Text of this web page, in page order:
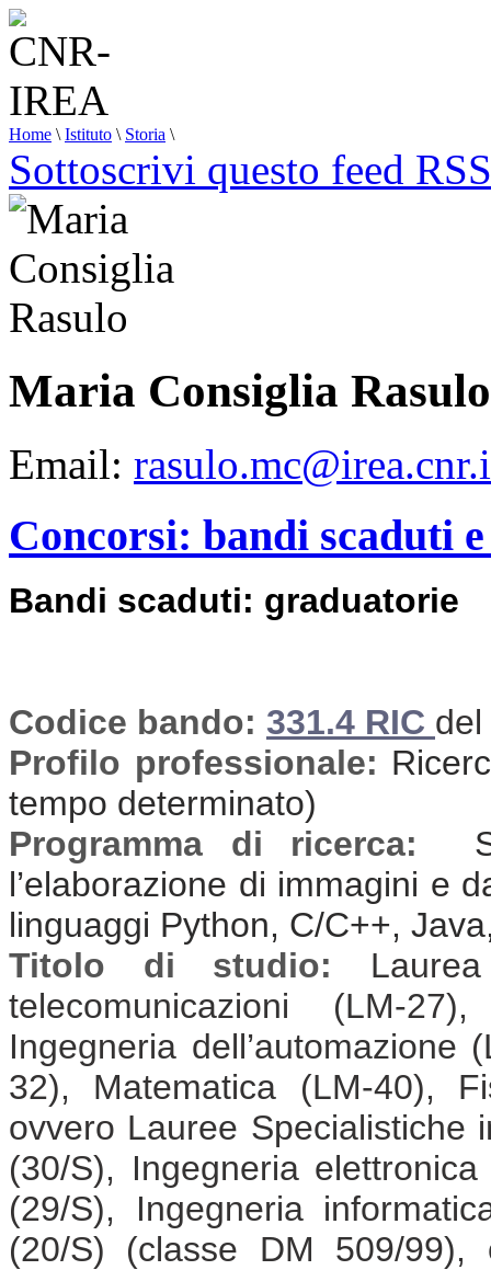
Home \ Istituto \ Storia \
Sottoscrivi questo feed RSS
Maria Consiglia Rasulo
Email:
Concorsi: bandi scaduti
Bandi scaduti: graduatorie
Codice bando: 331.4 RIC
Profilo professionale:
tempo determinato)
Programma di ricerca:
l’elaborazione di immagini e
linguaggi Python, C/C++,
Titolo di studio:
telecomunicazioni (LM-
Ingegneria dell’automazione
32), Matematica (LM-40),
ovvero Lauree Specialistiche
(30/S), Ingegneria
(29/S), Ingegneria
(20/S) (classe DM 509/99),